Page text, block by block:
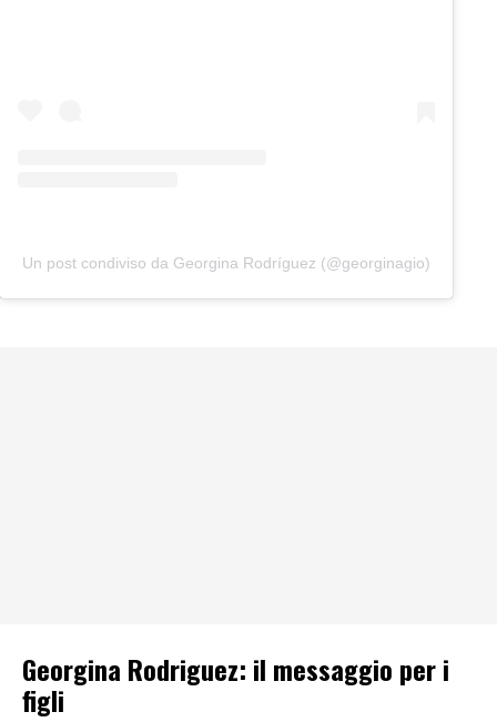
Un post condiviso da Georgina Rodríguez (@georginagio)
Georgina Rodriguez: il messaggio per i
figli